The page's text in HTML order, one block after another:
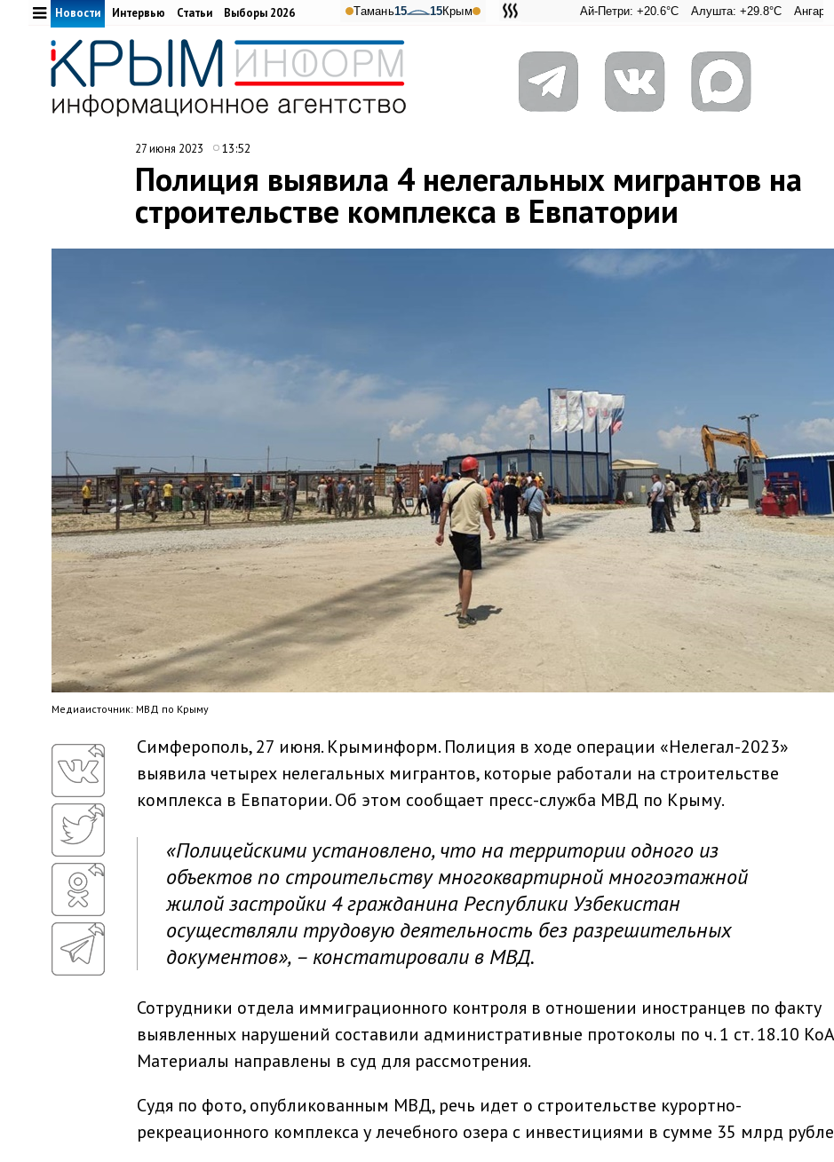
Адмиральская
Ай-Петри: +20.6°C Алушта: +29.8°C Ангарский
Тамань15 15Крым
Новости Интервью Статьи Выборы 2026
27 июня 2023 13:52
Полиция выявила 4 нелегальных мигрантов на
строительстве комплекса в Евпатории
Медиaисточник: МВД по Крыму
Симферополь, 27 июня. Крыминформ. Полиция в ходе операции «Нелегал-2023»
выявила четырех нелегальных мигрантов, которые работали на строительстве
комплекса в Евпатории. Об этом сообщает пресс-служба МВД по Крыму.
«Полицейскими установлено, что на территории одного из
объектов по строительству многоквартирной многоэтажной
жилой застройки 4 гражданина Республики Узбекистан
осуществляли трудовую деятельность без разрешительных
документов», – констатировали в МВД.
Сотрудники отдела иммиграционного контроля в отношении иностранцев по факту
выявленных нарушений составили административные протоколы по ч. 1 ст. 18.10
Материалы направлены в суд для рассмотрения.
Судя по фото, опубликованным МВД, речь идет о строительстве курортно-
рекреационного комплекса у лечебного озера с инвестициями в сумме 35 млрд